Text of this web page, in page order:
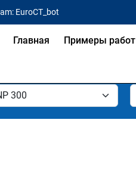
EuroCT_bot
Главная Примеры работ